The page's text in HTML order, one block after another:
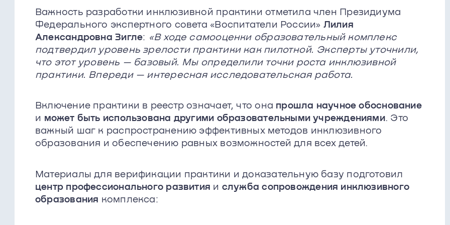
Важность разработки инклюзивной практики отметила член Президиума
Федерального экспертного совета «Воспитатели России» Лилия
Александровна Зигле: «В ходе самооценки образовательный комплекс
подтвердил уровень зрелости практики как пилотной. Эксперты уточнили,
что этот уровень — базовый. Мы определили точки роста инклюзивной
практики. Впереди — интересная исследовательская работа.
Включение практики в реестр означает, что она прошла научное обоснование
и может быть использована другими образовательными учреждениями. Это
важный шаг к распространению эффективных методов инклюзивного
образования и обеспечению равных возможностей для всех детей.
Материалы для верификации практики и доказательную базу подготовил
центр профессионального развития и служба сопровождения инклюзивного
образования комплекса: